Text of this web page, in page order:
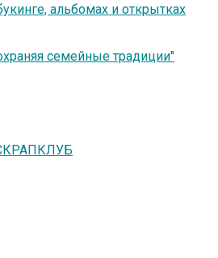
альбомах и открытках
семейные традиции"